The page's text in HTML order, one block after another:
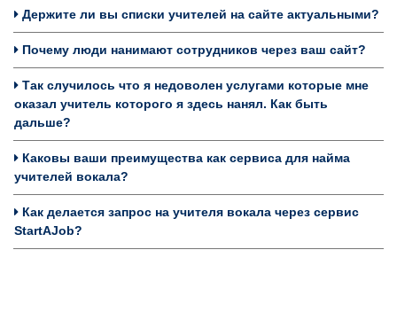
Держите ли вы списки учителей на сайте актуальными?
Почему люди нанимают сотрудников через ваш сайт?
Так случилось что я недоволен услугами которые мне
оказал учитель которого я здесь нанял. Как быть
дальше?
Каковы ваши преимущества как сервиса для найма
учителей вокала?
Как делается запрос на учителя вокала через сервис
StartAJob?